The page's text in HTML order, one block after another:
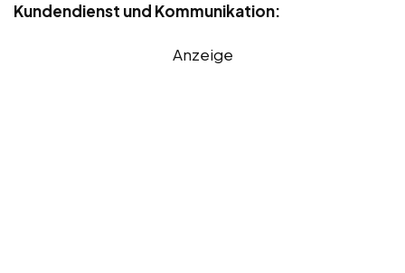
Kundendienst und Kommunikation:
Anzeige